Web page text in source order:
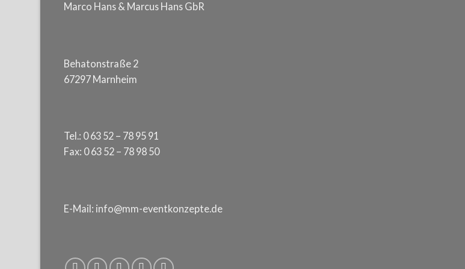
Marco Hans & Marcus Hans GbR
Behatonstraße 2
67297 Marnheim
Tel.: 0 63 52 – 78 95 91
Fax: 0 63 52 – 78 98 50
E-Mail: info@mm-eventkonzepte.de